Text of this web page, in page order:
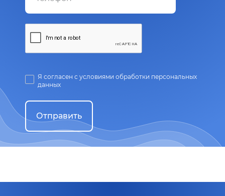
Я согласен с условиями обработки персональных
данных
Отправить